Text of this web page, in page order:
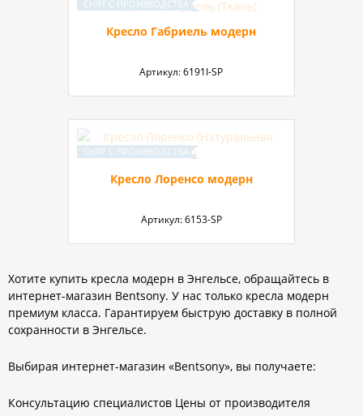
Кресло Габриель модерн
Артикул:6191I-SP
Кресло Лоренсо модерн
Артикул:6153-SP
Хотите купить кресла модерн в Энгельсе, обращайтесь в
интернет-магазин Bentsony. У нас только кресла модерн
премиум класса. Гарантируем быструю доставку в полной
сохранности в Энгельсе.
Выбирая интернет-магазин «Bentsony», вы получаете:
Консультацию специалистов Цены от производителя